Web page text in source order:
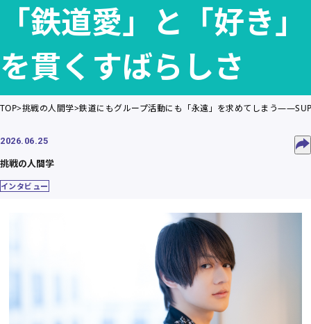
「鉄道愛」と「好き」
を貫くすばらしさ
TOP 挑戦の人間学 鉄道にもグループ活動にも「永遠」を求めてしまう
2026.06.25
挑戦の人間学
インタビュー